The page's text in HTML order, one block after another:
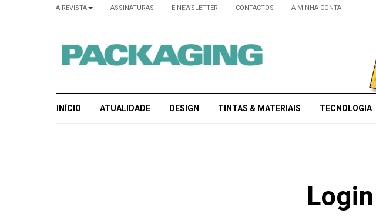
A REVISTA ASSINATURAS E-NEWSLETTER CONTACTOS A MINHA CONTA
INÍCIO ATUALIDADE DESIGN TINTAS & MATERIAIS TECNOLOGIA
Login